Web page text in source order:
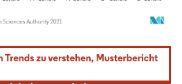
erfordert Namensnennung gemäß